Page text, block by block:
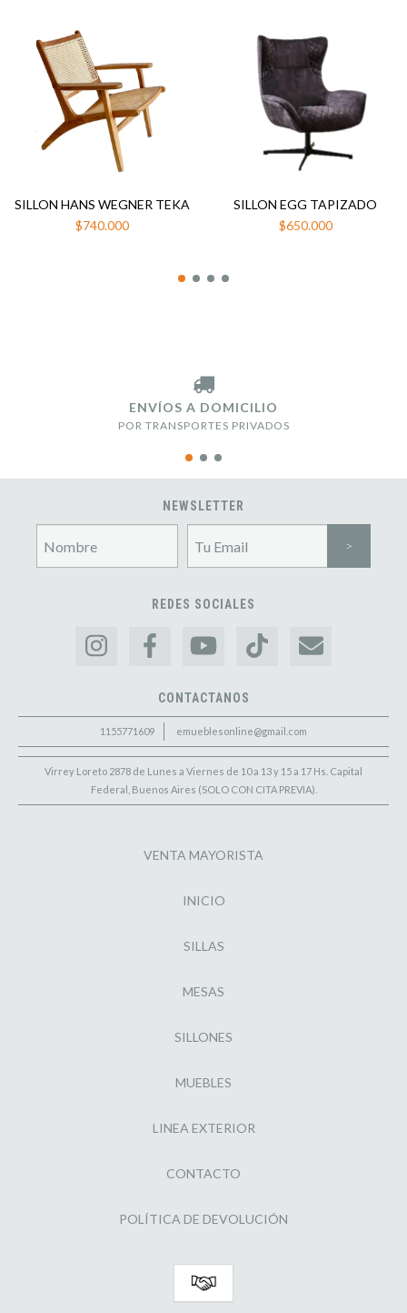
SILLON HANS WEGNER TEKA
$740.000
SILLON EGG TAPIZADO
$650.000
ENVÍOS A DOMICILIO
POR TRANSPORTES PRIVADOS
NEWSLETTER
REDES SOCIALES
CONTACTANOS
1155771609 emueblesonline@gmail.com
Virrey Loreto 2878 de Lunes a Viernes de 10 a 13 y 15 a 17 Hs. Capital
Federal, Buenos Aires (SOLO CON CITA PREVIA).
VENTA MAYORISTA
INICIO
SILLAS
MESAS
SILLONES
MUEBLES
LINEA EXTERIOR
CONTACTO
POLÍTICA DE DEVOLUCIÓN